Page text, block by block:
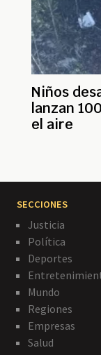
Niños
lanzan
el aire
SECCIONES
Justicia
Política
Deportes
Mundo
Regiones
Empresas
Salud